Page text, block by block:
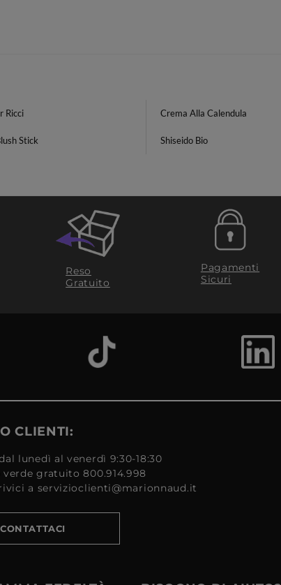
Ricci Crema Alla Calendula
Stick Shiseido Bio
Reso
Gratuito
Pagamenti
Sicuri
CLIENTI:
lunedì al venerdì 9:30-18:30
gratuito 800.914.998
a servizioclienti@marionnaud.it
CONTATTACI